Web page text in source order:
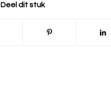
Deel dit stuk